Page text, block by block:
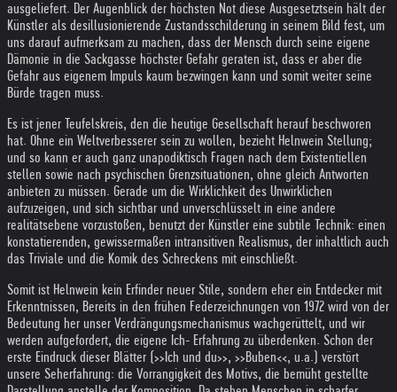
ausgeliefert. Der Augenblick der höchsten Not diese Ausgesetztsein hält der
Künstler als desillusionierende Zustandsschilderung in seinem Bild fest, um
uns darauf aufmerksam zu machen, dass der Mensch durch seine eigene
Dämonie in die Sackgasse höchster Gefahr geraten ist, dass er aber die
Gefahr aus eigenem Impuls kaum bezwingen kann und somit weiter seine
Bürde tragen muss.
Es ist jener Teufelskreis, den die heutige Gesellschaft herauf beschworen
hat. Ohne ein Weltverbesserer sein zu wollen, bezieht Helnwein Stellung;
und so kann er auch ganz unapodiktisch Fragen nach dem Existentiellen
stellen sowie nach psychischen Grenzsituationen, ohne gleich Antworten
anbieten zu müssen. Gerade um die Wirklichkeit des Unwirklichen
aufzuzeigen, und sich sichtbar und unverschlüsselt in eine andere
realitätsebene vorzustoßen, benutzt der Künstler eine subtile Technik: einen
konstatierenden, gewissermaßen intransitiven Realismus, der inhaltlich auch
das Triviale und die Komik des Schreckens mit einschließt.
Somit ist Helnwein kein Erfinder neuer Stile, sondern eher ein Entdecker mit
Erkenntnissen, Bereits in den frühen Federzeichnungen von 1972 wird von der
Bedeutung her unser Verdrängungsmechanismus wachgerüttelt, und wir
werden aufgefordert, die eigene Ich- Erfahrung zu überdenken. Schon der
erste Eindruck dieser Blätter (>>Ich und du>>, >>Buben<<, u.a.) verstört
unsere Seherfahrung: die Vorrangigkeit des Motivs, die bemüht gestellte